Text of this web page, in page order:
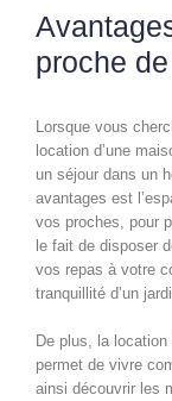
proche
Lorsque vous
location d’une
un séjour dans un
avantages est
vos proches, pour
le fait de disposer
vos repas à votre
tranquillité d’un
De plus, la location
permet de vivre
ainsi découvrir les